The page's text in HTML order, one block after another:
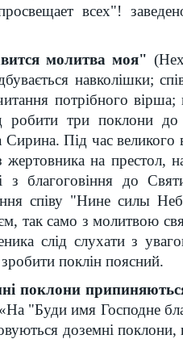
всех"!
молитва моя"
навколішки;
потрібного вірша;
робити три поклони
Під час великого
жертовника на престол,
з благоговіння до
співу "Нине силы
так само з молитвою
слід слухати з
зробити поклін поясний.
поклони
«На "Буди имя Господне
доземні